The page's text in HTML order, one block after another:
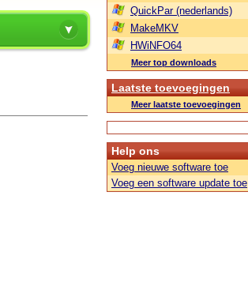
QuickPar (nederlands)
MakeMKV
HWiNFO64
Meer top downloads
Laatste toevoegingen
Meer laatste toevoegingen
Help ons
Voeg nieuwe software toe
Voeg een software update toe